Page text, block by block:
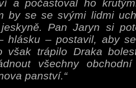
a počastoval ho
by se se svými lidmi
Pan Jaryn si
hlásku – postavil, aby
však trápilo Draka
všechny
panství.“